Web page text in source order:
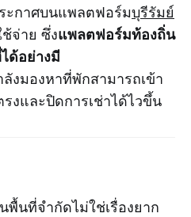
ะกาศบนแพลตฟอร์มบุรีรัมย์
จ่าย ซึ่งแพลตฟอร์มท้องถิ่น
ด้อย่างมี
งมองหาที่พักสามารถเข้า
งและปิดการเช่าได้ไวขึ้น
พื้นที่จำกัดไม่ใช่เรื่องยาก